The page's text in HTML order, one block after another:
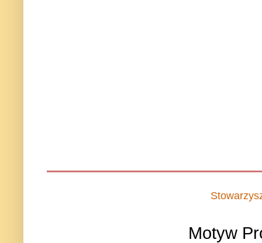
Motyw